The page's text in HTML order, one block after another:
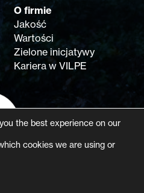
O firmie
Jakość
Wartości
Zielone inicjatywy
Kariera w VILPE
the best experience on our
cookies we are using or